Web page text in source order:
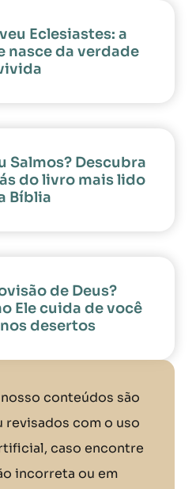
Eclesiastes: a
nasce da verdade
Salmos? Descubra
do livro mais lido
Bíblia
de Deus?
Ele cuida de você
desertos
conteúdos são
com o uso
caso encontre
incorreta ou em